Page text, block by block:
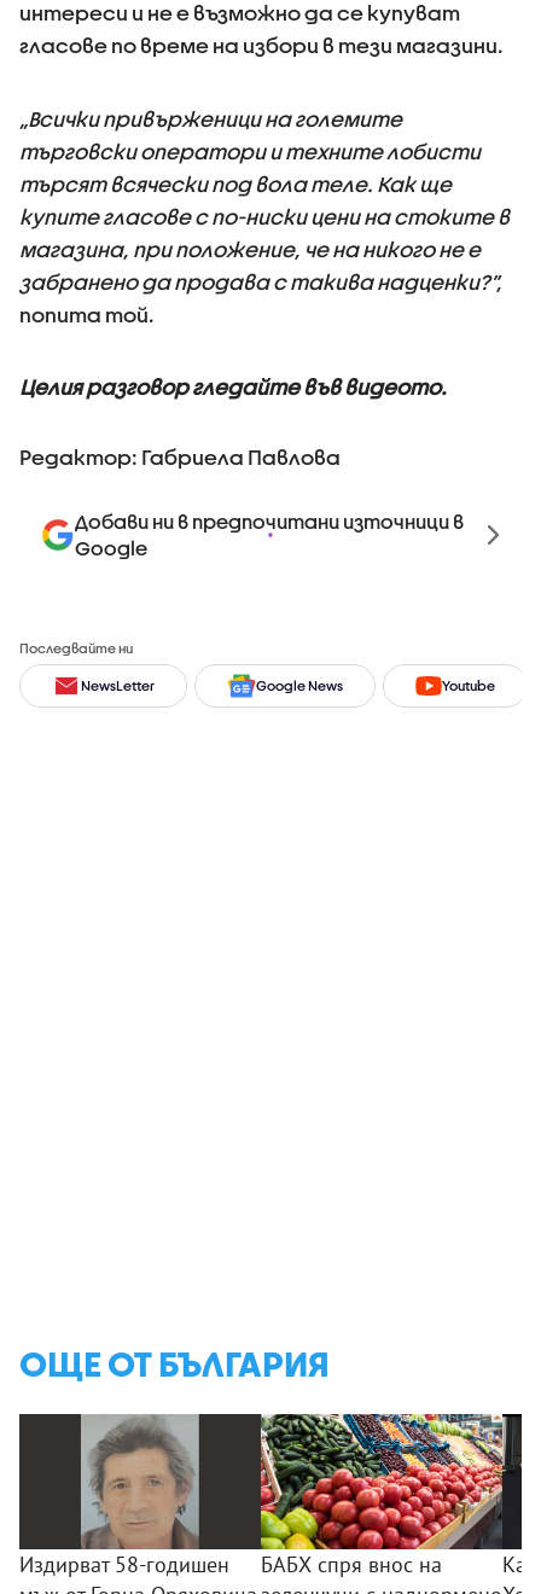
интереси и не е възможно да се купуват
гласове по време на избори в тези магазини.
„Всички привърженици на големите
търговски оператори и техните лобисти
търсят всячески под вола теле. Как ще
купите гласове с по-ниски цени на стоките в
магазина, при положение, че на никого не е
забранено да продава с такива надценки?”,
попита той.
Целия разговор гледайте във видеото.
Редактор: Габриела Павлова
Добави ни в предпочитани източници в
Google
Последвайте ни
NewsLetter Google News Youtube
ОЩЕ ОТ БЪЛГАРИЯ
Издирват 58-годишен
БАБХ спря внос на